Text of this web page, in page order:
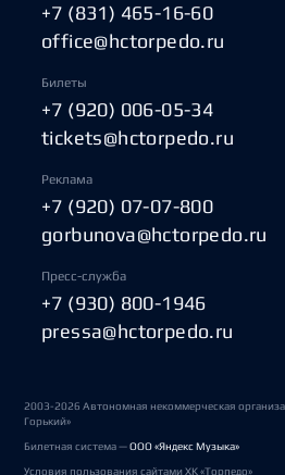
+7 (831) 465-16-60
office@hctorpedo.ru
Билеты
+7 (920) 006-05-34
tickets@hctorpedo.ru
Реклама
+7 (920) 07-07-800
gorbunova@hctorpedo.ru
Пресс-служба
+7 (930) 800-1946
pressa@hctorpedo.ru
2003-2026 Автономная некоммерческая
Горький»
Билетная система —ООО «Яндекс Музыка»
Условия пользования сайтами ХК «Торпедо»